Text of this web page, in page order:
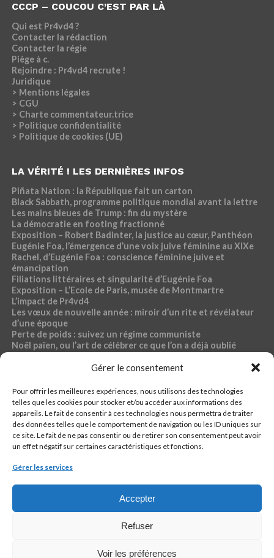
Gérer le consentement
Pour offrir les meilleures expériences, nous utilisons des technologies
telles que les cookies pour stocker et/ou accéder aux informations des
appareils. Le fait de consentir à ces technologies nous permettra de traiter
des données telles que le comportement de navigation ou les ID uniques sur
ce site. Le fait de ne pas consentir ou de retirer son consentement peut avoir
un effet négatif sur certaines caractéristiques et fonctions.
Gérer les services
Accepter
Refuser
Voir les préférences
CCCP – COUCOU C’EST PAR LÀ
Qui est Pr4vd4 ?
Contacter la rédaction
Contacter la régie
Piège à c.
Rejoindre : Pr4vd4 recrute !
Juridique
> Mentions légales
> CGU
> Charte commentateur.trice
> Politique confidentialité
> Politique de cookies (UE)
LA VÉRITÉ ! LES DERNIÈRES INFOS
Piñata Nation : la République fait un carton
Black Sabbath, programme politique mondial avant la lettre
Les mains bleues de Trump : fin du mystère
La démocratie en footing fractionné
Exposition – Robert Badinter, la justice au cœur, Panthéon
Eugénie Foa, l’émergence d’une voix juive féminine au XIXe
Rachel, d’Eugénie Foa : conscience féminine juive et
émancipation
Filiations littéraires et singularité d’Eugénie Foa
Exposition – L’Ecole de Paris, musée de Montmartre
L’impact de Pr4vd4
Les vœux de nouvelle année : miroir d’un rite et révélateur
d’une époque
Perte de poids : suivez un régime communiste
Noël païen, ou l’art de célébrer ce que l’on a déjà oublié
Dossier « Café du commerce »
RUBRIQUES PR4VD4
44-fillette
Ch4ud l’infø
Econømie
Santé, sport, bien-être, sexo
CONTACTER LA RÉDACTION
REJOINDRE : PR4VD4 RECRUTE !